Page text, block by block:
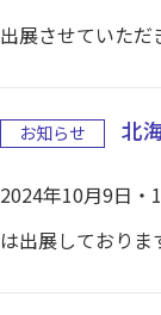
出展させていただ
お知らせ 北
2024年10月9日・
は出展しておりま